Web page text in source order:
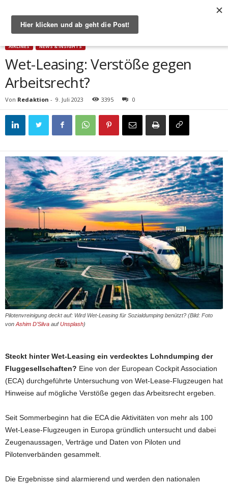
Start Airlines Wet-Leasing: Verstöße gegen Arbeitsrecht?
AIRLINES NEWS & INSIGHTS
Wet-Leasing: Verstöße gegen
Arbeitsrecht?
Von Redaktion - 9. Juli 2023 3395 0
Pilotenvreinigung deckt auf: Wird Wet-Leasing für Sozialdumping benützt? (Bild: Foto
von Ashim D’Silva aufUnsplash)
Steckt hinter Wet-Leasing ein verdecktes Lohndumping der
Fluggesellschaften? Eine von der European Cockpit Association
(ECA) durchgeführte Untersuchung von Wet-Lease-Flugzeugen hat
Hinweise auf mögliche Verstöße gegen das Arbeitsrecht ergeben.
Seit Sommerbeginn hat die ECA die Aktivitäten von mehr als 100
Wet-Lease-Flugzeugen in Europa gründlich untersucht und dabei
Zeugenaussagen, Verträge und Daten von Piloten und
Pilotenverbänden gesammelt.
Die Ergebnisse sind alarmierend und werden den nationalen